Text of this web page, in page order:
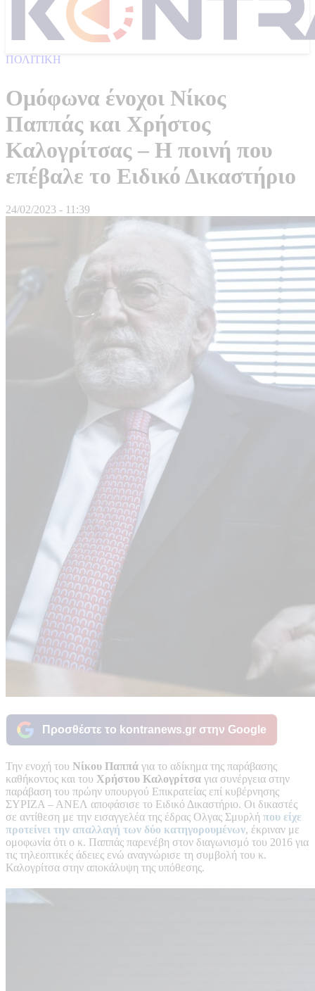
ΠΟΛΙΤΙΚΗ
Ομόφωνα ένοχοι Νίκος
Παππάς και Χρήστος
Καλογρίτσας – Η ποινή που
επέβαλε το Ειδικό Δικαστήριο
24/02/2023 - 11:39
Προσθέστε το kontranews.gr στην Google
Την ενοχή του Νίκου Παππά για το αδίκημα της παράβασης
καθήκοντος και του Χρήστου Καλογρίτσα για συνέργεια στην
παράβαση του πρώην υπουργού Επικρατείας επί κυβέρνησης
ΣΥΡΙΖΑ – ΑΝΕΛ αποφάσισε το Ειδικό Δικαστήριο. Οι δικαστές
σε αντίθεση με την εισαγγελέα της έδρας Ολγας Σμυρλή που είχε
προτείνει την απαλλαγή των δύο κατηγορουμένων, έκριναν με
ομοφωνία ότι ο κ. Παππάς παρενέβη στον διαγωνισμό του 2016 για
τις τηλεοπτικές άδειες ενώ αναγνώρισε τη συμβολή του κ.
Καλογρίτσα στην αποκάλυψη της υπόθεσης.